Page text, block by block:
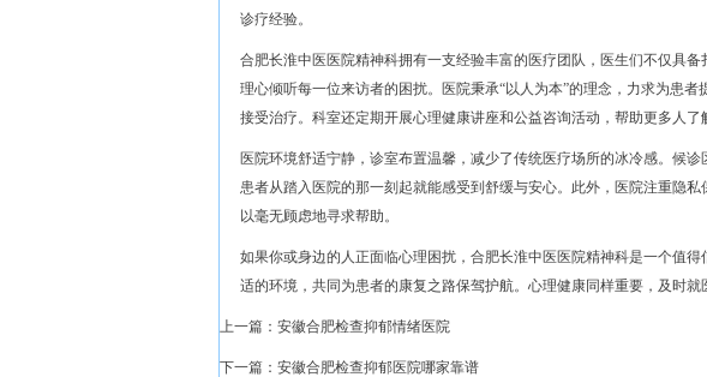
诊疗经验。
合肥长淮中医医院精神科拥有一支经验丰富的医疗团队，医生们不仅具
理心倾听每一位来访者的困扰。医院秉承“以人为本”的理念，力求为患
接受治疗。科室还定期开展心理健康讲座和公益咨询活动，帮助更多人了
医院环境舒适宁静，诊室布置温馨，减少了传统医疗场所的冰冷感。候
患者从踏入医院的那一刻起就能感受到舒缓与安心。此外，医院注重隐
以毫无顾虑地寻求帮助。
如果你或身边的人正面临心理困扰，合肥长淮中医医院精神科是一个值
适的环境，共同为患者的康复之路保驾护航。心理健康同样重要，及时就
上一篇： 安徽合肥检查抑郁情绪医院
下一篇： 安徽合肥检查抑郁医院哪家靠谱